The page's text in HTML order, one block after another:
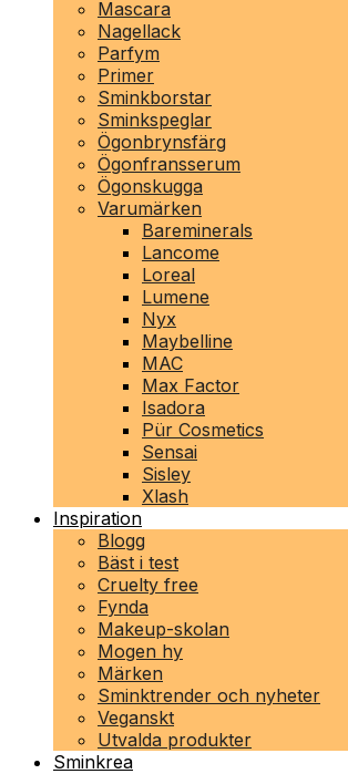
Mascara
Nagellack
Parfym
Primer
Sminkborstar
Sminkspeglar
Ögonbrynsfärg
Ögonfransserum
Ögonskugga
Varumärken
Bareminerals
Lancome
Loreal
Lumene
Nyx
Maybelline
MAC
Max Factor
Isadora
Pür Cosmetics
Sensai
Sisley
Xlash
Inspiration
Blogg
Bäst i test
Cruelty free
Fynda
Makeup-skolan
Mogen hy
Märken
Sminktrender och nyheter
Veganskt
Utvalda produkter
Sminkrea